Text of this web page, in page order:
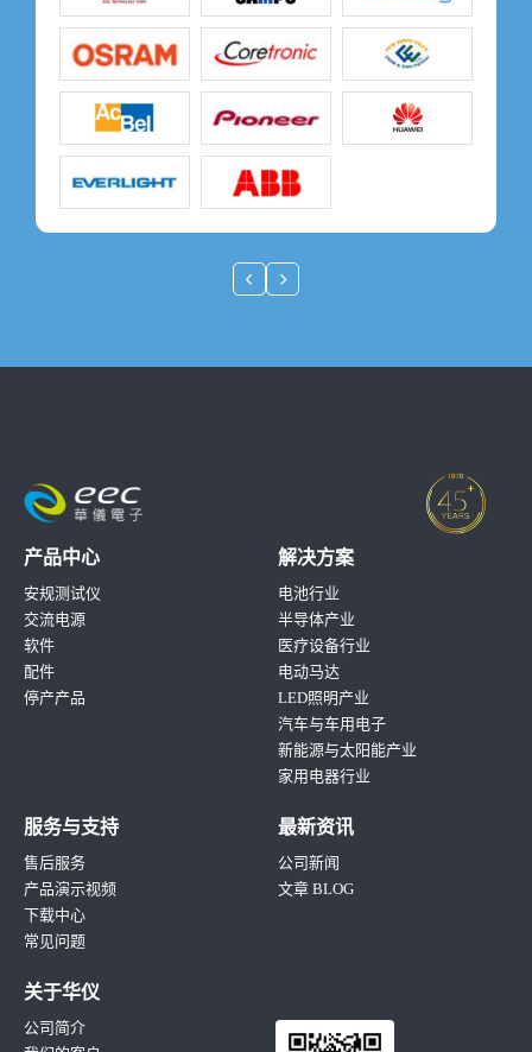
产品中心
安规测试仪
交流电源
软件
配件
停产产品
解决方案
电池行业
半导体产业
医疗设备行业
电动马达
LED照明产业
汽车与车用电子
新能源与太阳能产业
家用电器行业
服务与支持
售后服务
产品演示视频
下载中心
常见问题
最新资讯
公司新闻
文章 BLOG
关于华仪
公司简介